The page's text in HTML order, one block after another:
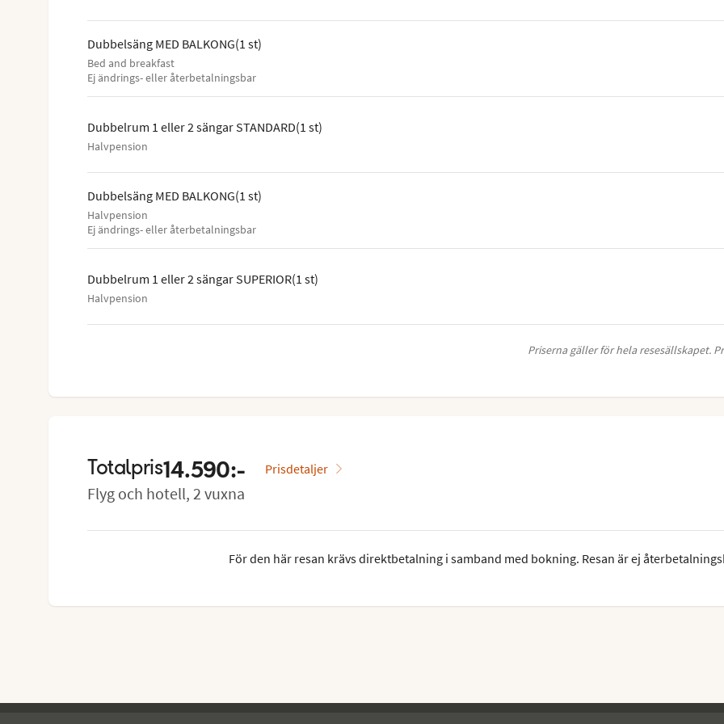
Dubbelsäng MED BALKONG(1 st)
Bed and breakfast
Ej ändrings- eller återbetalningsbar
Dubbelrum 1 eller 2 sängar STANDARD(1 st)
Halvpension
Dubbelsäng MED BALKONG(1 st)
Halvpension
Ej ändrings- eller återbetalningsbar
Dubbelrum 1 eller 2 sängar SUPERIOR(1 st)
Halvpension
Priserna gäller för hela resesällskapet.
Totalpris14.590:-
Flyg och hotell, 2 vuxna
Prisdetaljer
För den här resan krävs direktbetalning i samband med bokning. Resan är ej